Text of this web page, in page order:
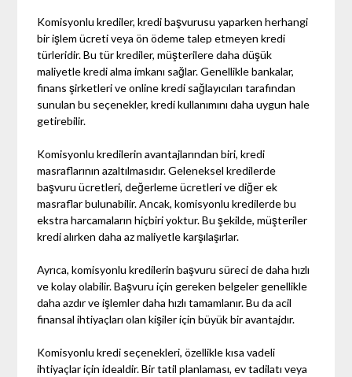
Komisyonlu krediler, kredi başvurusu yaparken herhangi
bir işlem ücreti veya ön ödeme talep etmeyen kredi
türleridir. Bu tür krediler, müşterilere daha düşük
maliyetle kredi alma imkanı sağlar. Genellikle bankalar,
finans şirketleri ve online kredi sağlayıcıları tarafından
sunulan bu seçenekler, kredi kullanımını daha uygun hale
getirebilir.
Komisyonlu kredilerin avantajlarından biri, kredi
masraflarının azaltılmasıdır. Geleneksel kredilerde
başvuru ücretleri, değerleme ücretleri ve diğer ek
masraflar bulunabilir. Ancak, komisyonlu kredilerde bu
ekstra harcamaların hiçbiri yoktur. Bu şekilde, müşteriler
kredi alırken daha az maliyetle karşılaşırlar.
Ayrıca, komisyonlu kredilerin başvuru süreci de daha hızlı
ve kolay olabilir. Başvuru için gereken belgeler genellikle
daha azdır ve işlemler daha hızlı tamamlanır. Bu da acil
finansal ihtiyaçları olan kişiler için büyük bir avantajdır.
Komisyonlu kredi seçenekleri, özellikle kısa vadeli
ihtiyaçlar için idealdir. Bir tatil planlaması, ev tadilatı veya